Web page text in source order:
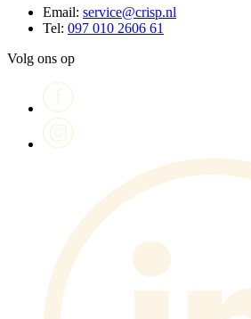
Email: service@crisp.nl
Tel: 097 010 2606 61
Volg ons op